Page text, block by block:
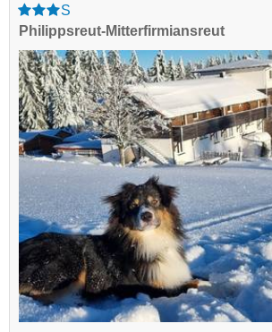
S
Philippsreut-Mitterfirmiansreut